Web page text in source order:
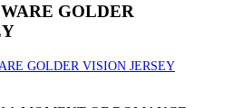
GOLDER
GOLDER VISION JERSEY